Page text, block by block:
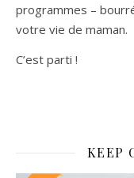
programmes –
votre vie de maman.
C’est parti !
KEEP